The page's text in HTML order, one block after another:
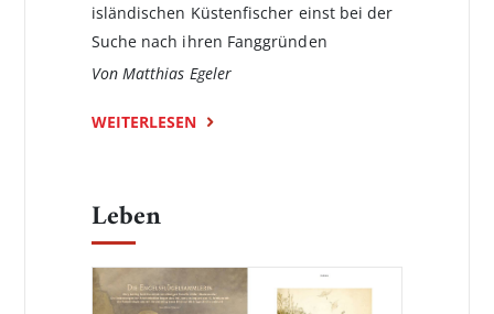
isländischen Küstenfischer einst bei der
Suche nach ihren Fanggründen
Von Matthias Egeler
WEITERLESEN
Leben